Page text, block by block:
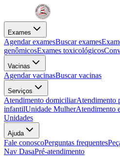
Exames
Agendar examesBuscar exames
genômicosExames toxicológicos
Vacinas
Agendar vacinasBuscar vacinas
Serviços
Atendimento domiciliarAtendimento
infantilUnidade MulherAtendimento
Unidades
Ajuda
Fale conoscoPerguntas frequentes
Nav DasaPré-atendimento